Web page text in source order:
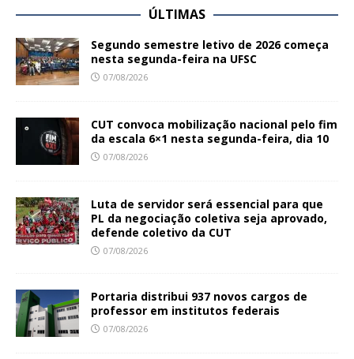
ÚLTIMAS
Segundo semestre letivo de 2026 começa
nesta segunda-feira na UFSC
07/08/2026
CUT convoca mobilização nacional pelo fim
da escala 6×1 nesta segunda-feira, dia 10
07/08/2026
Luta de servidor será essencial para que
PL da negociação coletiva seja aprovado,
defende coletivo da CUT
07/08/2026
Portaria distribui 937 novos cargos de
professor em institutos federais
07/08/2026